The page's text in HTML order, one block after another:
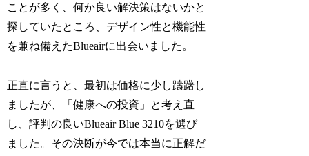
ことが多く、何か良い解決策はないかと
探していたところ、デザイン性と機能性
を兼ね備えたBlueairに出会いました。
正直に言うと、最初は価格に少し躊躇し
ましたが、「健康への投資」と考え直
し、評判の良いBlueair Blue 3210を選び
ました。その決断が今では本当に正解だ